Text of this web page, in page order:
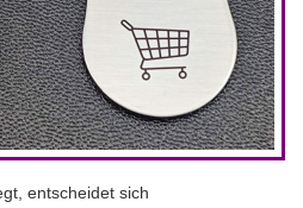
entscheidet sich